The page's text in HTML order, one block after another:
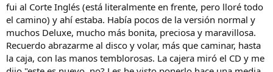
fui al Corte Inglés (está literalmente en frente, pero lloré todo
el camino) y ahí estaba. Había pocos de la versión normal y
muchos Deluxe, mucho más bonita, preciosa y maravillosa.
Recuerdo abrazarme al disco y volar, más que caminar, hasta
la caja, con las manos temblorosas. La cajera miró el CD y me